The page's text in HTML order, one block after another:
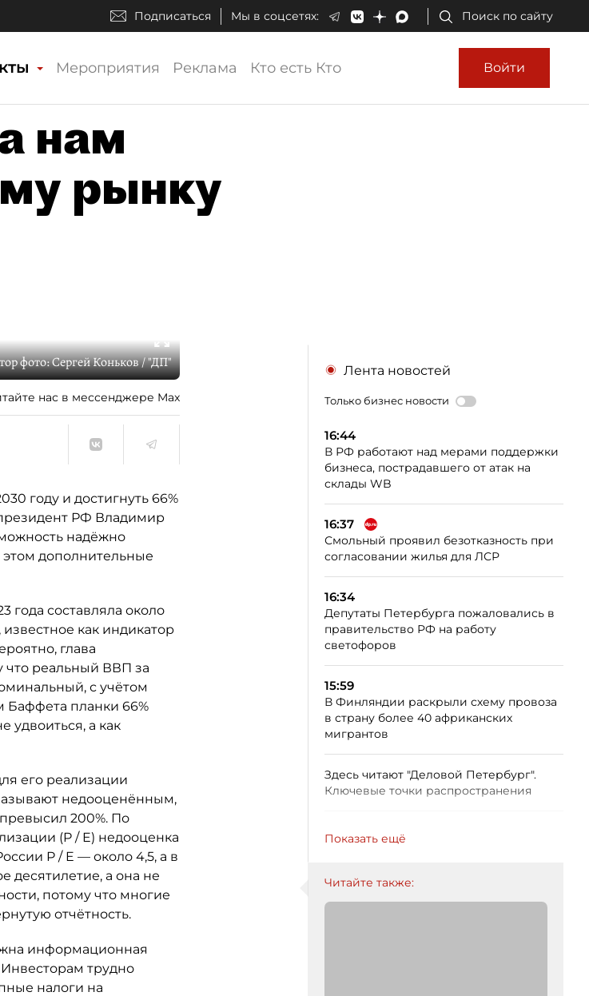
Подписаться Мы в соцсетях: Поиск по сайту
Мероприятия Реклама Кто есть Кто Войти
нам
рынку
фото:Сергей Коньков / "ДП"
нас в мессенджере Max
году и достигнуть 66%
РФ Владимир
надёжно
дополнительные
года составляла около
как индикатор
глава
что реальный ВВП за
с учётом
Баффета планки 66%
удвоиться, а как
его реализации
недооценённым,
200%. По
(P / E) недооценка
P / E — около 4,5, а в
десятилетие, а она не
потому что многие
отчётность.
информационная
трудно
налоги на
Лента новостей
Только бизнес новости
16:44
В РФ работают над мерами поддержки
бизнеса, пострадавшего от атак на
склады WB
16:37
Смольный проявил безотказность при
согласовании жилья для ЛСР
16:34
Депутаты Петербурга пожаловались в
правительство РФ на работу
светофоров
15:59
В Финляндии раскрыли схему провоза
в страну более 40 африканских
мигрантов
Здесь читают "Деловой Петербург".
Ключевые точки распространения
Показать ещё
Читайте также: